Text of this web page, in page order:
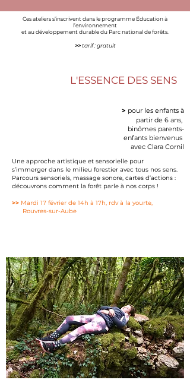
Ces ateliers s’inscrivent dans le programme Éducation à
l’environnement
et au développement durable du Parc national de forêts.
>>tarif : gratuit​
L'ESSENCE DES SENS
> pour les enfants à
partir de 6 ans,
binômes parents-
enfants bienvenus
avec Clara Cornil​​
Une approche artistique et sensorielle pour
s’immerger dans le milieu forestier avec tous nos sens.
Parcours sensoriels, massage sonore, cartes d’actions :
découvrons comment la forêt parle à nos corps ! ​
>> Mardi 17 février de 14h à 17h, rdv à la yourte,
Rouvres-sur-Aube